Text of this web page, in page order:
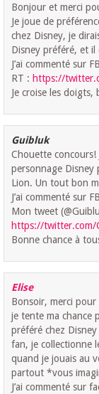
Bonjour et merci
Je joue de
chez Disney, je
Disney préféré, et
J’ai commenté sur
RT :https://
Je croise les doigts,
Guibluk
Chouette
personnage Disney
Lion. Un tout bon
J’ai commenté sur
Mon tweet
https://twitter.com/
Bonne chance à
Elise
Bonsoir, merci
je tente ma chance
préféré chez
fan, je collectionne
quand je jouais au
partout *vous
J’ai commenté sur